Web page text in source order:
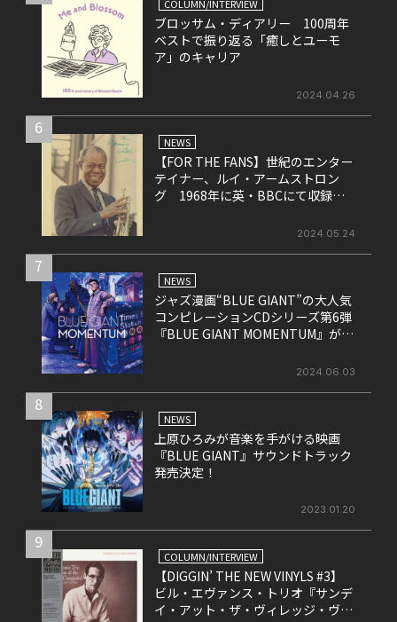
COLUMN/INTERVIEW
ブロッサム・ディアリー 100周年
ベストで振り返る「癒しとユーモ
ア」のキャリア
2024.04.26
6
NEWS
【FOR THE FANS】世紀のエンター
テイナー、ルイ・アームストロン
グ 1968年に英・BBCにて収録さ
2024.05.24
7
NEWS
ジャズ漫画“BLUE GIANT”の大人気
コンピレーションCDシリーズ第6弾
『BLUE GIANT MOMENTUM』が6
2024.06.03
8
NEWS
上原ひろみが音楽を手がける映画
『BLUE GIANT』サウンドトラック
発売決定！
2023.01.20
9
COLUMN/INTERVIEW
【DIGGIN’ THE NEW VINYLS #3】
ビル・エヴァンス・トリオ『サンデ
イ・アット・ザ・ヴィレッジ・ヴァ